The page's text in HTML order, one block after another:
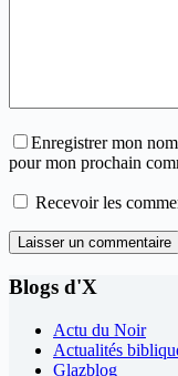
Enregistrer mon
pour mon prochain
Recevoir les
Laisser un commentaire
Blogs d'X
Actu du Noir
Actualités
Glazblog